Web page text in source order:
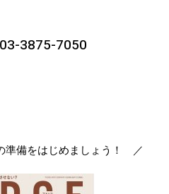
3875-7050
備をはじめましょう！ ／